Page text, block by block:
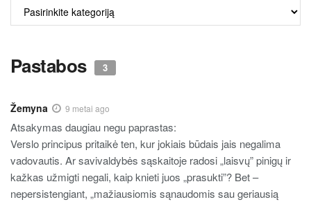
ALKO
TURINYS
Pastabos 3
Žemyna 9 metai ago
Atsakymas daugiau negu paprastas:
Verslo principus pritaikė ten, kur jokiais būdais jais negalima
vadovautis. Ar savivaldybės sąskaitoje radosi „laisvų” pinigų ir
kažkas užmigti negali, kaip knieti juos „prasukti”? Bet –
nepersistengiant, „mažiausiomis sąnaudomis sau geriausią